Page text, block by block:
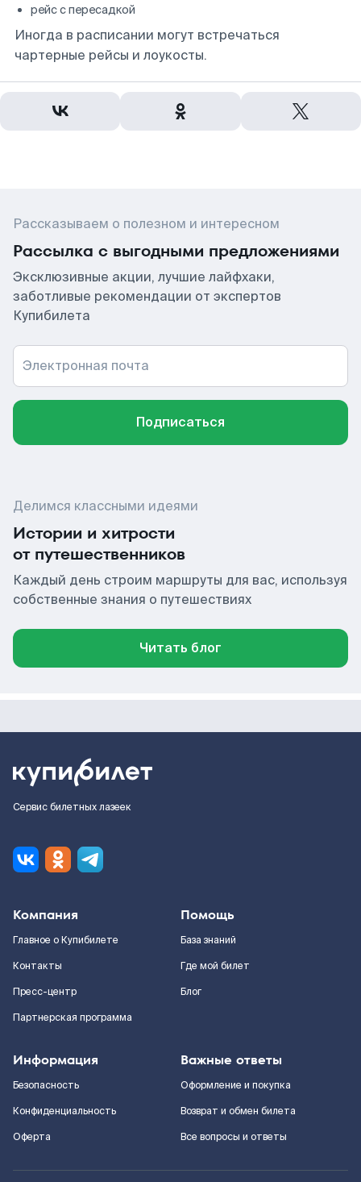
рейс с пересадкой
Иногда в расписании могут встречаться
чартерные рейсы и лоукосты.
Рассказываем о полезном и интересном
Рассылка с выгодными предложениями
Эксклюзивные акции, лучшие лайфхаки,
заботливые рекомендации от экспертов
Купибилета
Электронная почта
Подписаться
Делимся классными идеями
Истории и хитрости
от путешественников
Каждый день строим маршруты для вас, используя
собственные знания о путешествиях
Читать блог
Сервис билетных лазеек
Компания
Главное о Купибилете
Контакты
Пресс-центр
Партнерская программа
Помощь
База знаний
Где мой билет
Блог
Информация
Безопасность
Конфиденциальность
Оферта
Важные ответы
Оформление и покупка
Возврат и обмен билета
Все вопросы и ответы